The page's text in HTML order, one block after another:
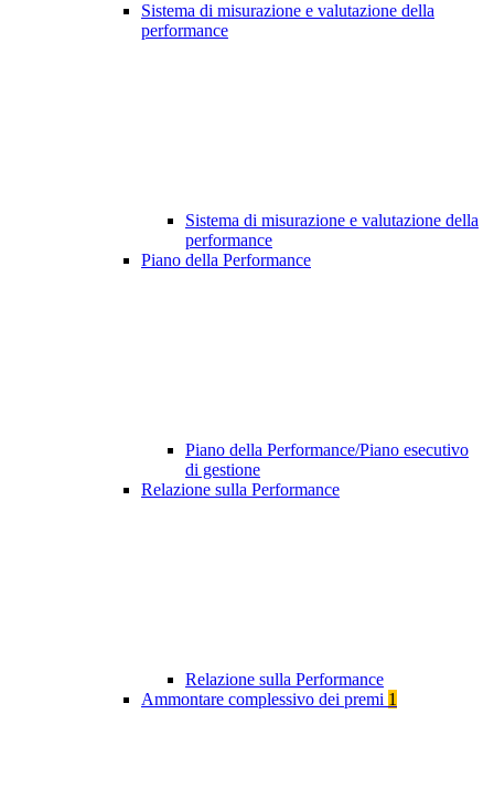
Sistema di misurazione e valutazione della
performance
Sistema di misurazione e valutazione della
performance
Piano della Performance
Piano della Performance/Piano esecutivo
di gestione
Relazione sulla Performance
Relazione sulla Performance
Ammontare complessivo dei premi 1